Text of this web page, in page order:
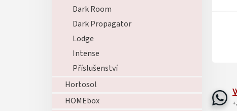
Dark Room
Dark Propagator
Lodge
Intense
Příslušenství
Hortosol
HOMEbox